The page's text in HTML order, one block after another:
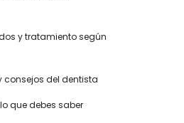
y tratamiento según
consejos del dentista
que debes saber